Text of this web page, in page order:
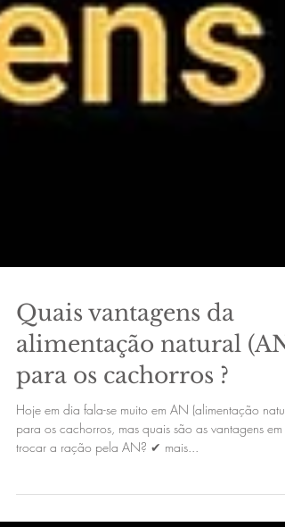
Quais vantagens da
alimentação natural (AN)
para os cachorros ?
Hoje em dia fala-se muito em AN (alimentação
trocar a ração pela AN? ✔ mais...